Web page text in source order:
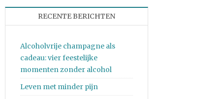
RECENTE BERICHTEN
Alcoholvrije champagne als
cadeau: vier feestelijke
momenten zonder alcohol
Leven met minder pijn